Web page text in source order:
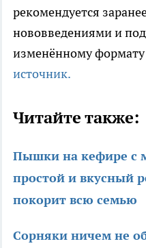
рекомендуется
нововведениями и
изменённому
источник.
Читайте также:
Пышки на кефире с
простой и вкусный
покорит всю семью
Сорняки ничем не